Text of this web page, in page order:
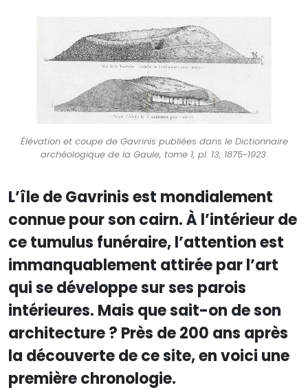
Élévation et coupe de Gavrinis publiées dans le Dictionnaire
archéologique de la Gaule, tome 1, pl. 13, 1875-1923.
L’île de Gavrinis est mondialement
connue pour son cairn. À l’intérieur de
ce tumulus funéraire, l’attention est
immanquablement attirée par l’art
qui se développe sur ses parois
intérieures. Mais que sait-on de son
architecture ? Près de 200 ans après
la découverte de ce site, en voici une
première chronologie.